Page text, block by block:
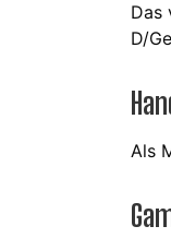
Das
D/
Als